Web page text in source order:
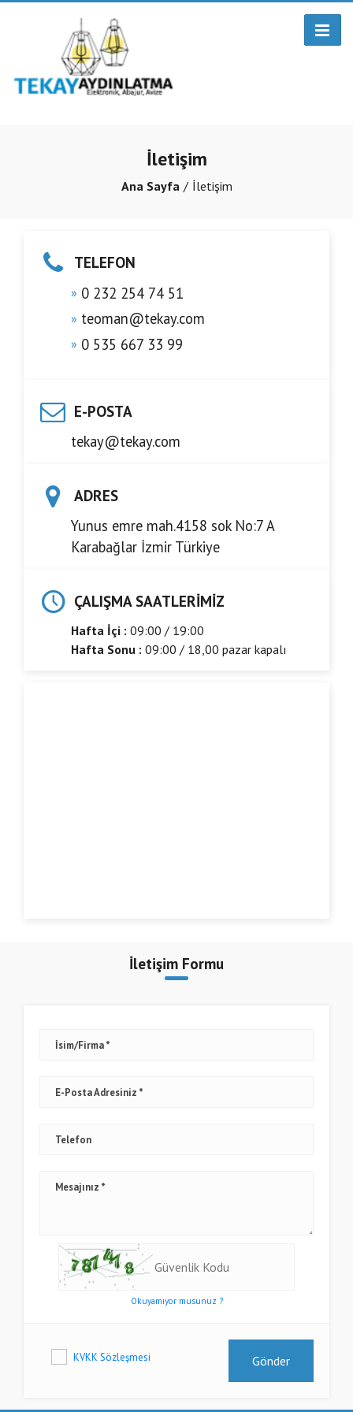
İletişim
Ana Sayfa İletişim
TELEFON
0 232 254 74 51
teoman@tekay.com
0 535 667 33 99
E-POSTA
tekay@tekay.com
ADRES
Yunus emre mah.4158 sok No:7 A
Karabağlar İzmir Türkiye
ÇALIŞMA SAATLERIMIZ
Hafta İçi : 09:00 / 19:00
Hafta Sonu : 09:00 / 18,00 pazar kapalı
İletişim Formu
İsim/Firma
E-Posta Adresiniz
Telefon
Mesajınız
Okuyamıyor musunuz ?
KVKK Sözleşmesi Gönder